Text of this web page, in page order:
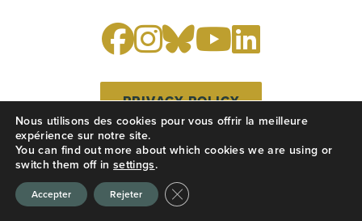
PRIVACY POLICY
Site web créé par
CREATIVE JUICES
Back to Top
Nous utilisons des cookies pour vous offrir la meilleure
expérience sur notre site.
You can find out more about which cookies we are using or
switch them off insettings.
Accepter Rejeter Fermer la bannière des cookies